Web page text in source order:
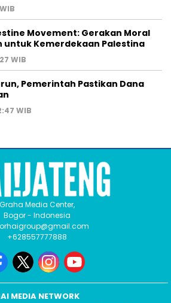
Movement: Gerakan Moral
untuk Kemerdekaan Palestina
WIB
Pemerintah Pastikan Dana
WIB
Graha Media Center,
Bogor - Indonesia
+628557777888
MEDIA NETWORK